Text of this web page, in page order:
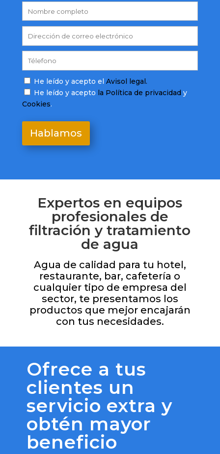
He leído y acepto el Avisol legal.
He leído y acepto la Política de privacidady
Cookies.
Expertos en equipos
profesionales de
filtración y tratamiento
de agua
Agua de calidad para tu hotel,
restaurante, bar, cafetería o
cualquier tipo de empresa del
sector, te presentamos los
productos que mejor encajarán
con tus necesidades.
Ofrece a tus
clientes un
servicio extra y
obtén mayor
beneficio